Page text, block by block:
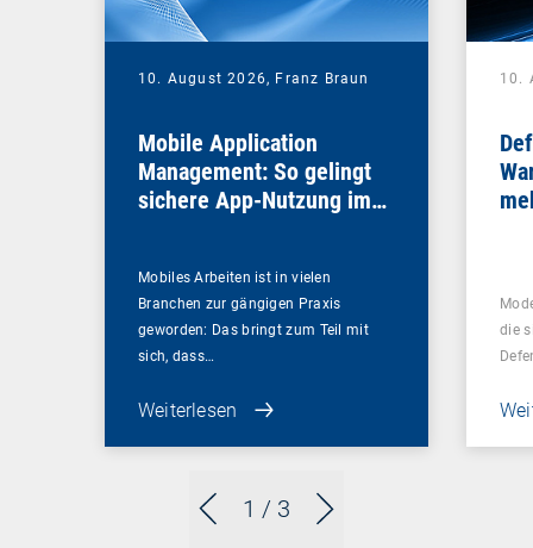
1 / 3
10. August 2026, Franz Braun
Mobile Application
Management: So gelingt
sichere App-Nutzung im
Mobiles Arbeiten ist in vielen
Branchen zur gängigen Praxis
geworden: Das bringt zum Teil mit
sich, dass…
Weiterlesen
10.
die